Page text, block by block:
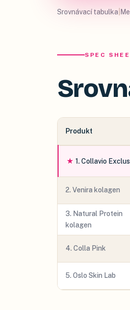
Srovnávací tabulka
SPEC
Produkt
★ 1.Collavio
2. Venira kolagen
3. Natural Protein
kolagen
4. Colla Pink
5. Oslo Skin Lab